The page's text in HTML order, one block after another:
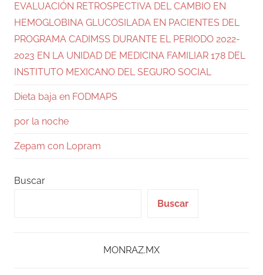
EVALUACIÓN RETROSPECTIVA DEL CAMBIO EN
HEMOGLOBINA GLUCOSILADA EN PACIENTES DEL
PROGRAMA CADIMSS DURANTE EL PERIODO 2022-
2023 EN LA UNIDAD DE MEDICINA FAMILIAR 178 DEL
INSTITUTO MEXICANO DEL SEGURO SOCIAL
Dieta baja en FODMAPS
por la noche
Zepam con Lopram
Buscar
Buscar
MONRAZ.MX